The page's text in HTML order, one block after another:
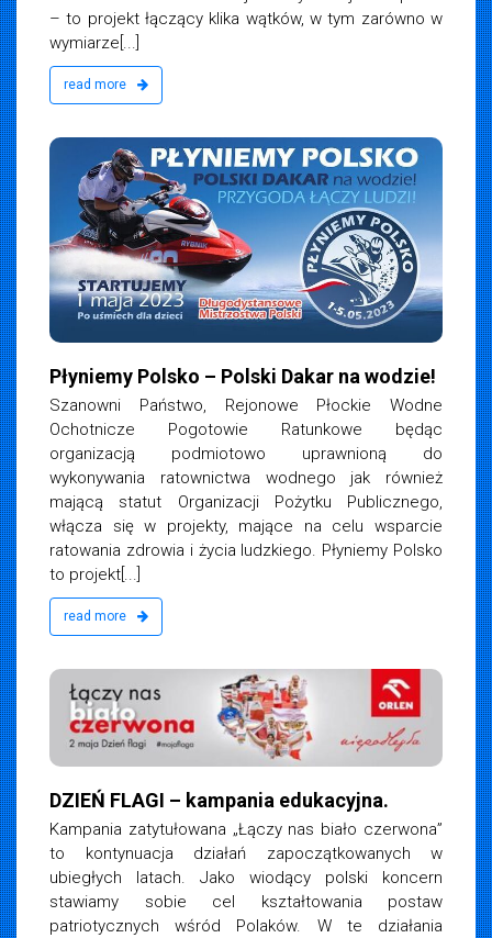
– to projekt łączący klika wątków, w tym zarówno w
wymiarze[...]
read more
Płyniemy Polsko – Polski Dakar na wodzie!
Szanowni Państwo, Rejonowe Płockie Wodne
Ochotnicze Pogotowie Ratunkowe będąc
organizacją podmiotowo uprawnioną do
wykonywania ratownictwa wodnego jak również
mającą statut Organizacji Pożytku Publicznego,
włącza się w projekty, mające na celu wsparcie
ratowania zdrowia i życia ludzkiego. Płyniemy Polsko
to projekt[...]
read more
DZIEŃ FLAGI – kampania edukacyjna.
Kampania zatytułowana „Łączy nas biało czerwona”
to kontynuacja działań zapoczątkowanych w
ubiegłych latach. Jako wiodący polski koncern
stawiamy sobie cel kształtowania postaw
patriotycznych wśród Polaków. W te działania